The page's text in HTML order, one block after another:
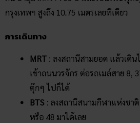
กรุงเทพฯ สูงถึง 10.75 เมตรเลยทีเดียว
การเดินทาง
MRT : ลงสถานีสามยอด แล้วเดิ
เข้าถนนวรจักร ต่อรถเมล์สาย 8,
ตุ๊กๆ ไปก็ได้
BTS : ลงสถานีสนามกีฬาแห่งชา
หรือ 48 มาได้เลย